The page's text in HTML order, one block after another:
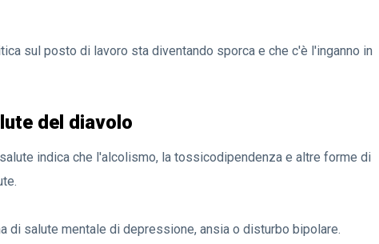
sul posto di lavoro sta diventando sporca e che c'è l'inganno in
del diavolo
indica che l'alcolismo, la tossicodipendenza e altre forme di
di salute mentale di depressione, ansia o disturbo bipolare.